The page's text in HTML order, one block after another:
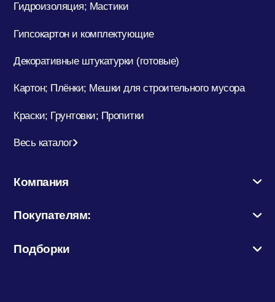
Гидроизоляция; Мастики
Гипсокартон и комплектующие
Декоративные штукатурки (готовые)
Картон; Плёнки; Мешки для строительного мусора
Краски; Грунтовки; Пропитки
Весь каталог
Компания
Покупателям:
Подборки